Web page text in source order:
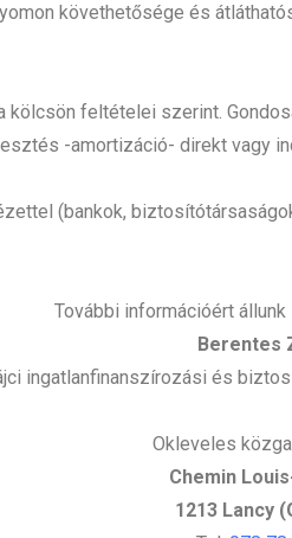
követhetősége és
feltételei szerint.
-amortizáció- direkt vagy
(bankok,
További információért
Berentes
ingatlanfinanszírozási és
Okleveles
Chemin
1213 Lancy